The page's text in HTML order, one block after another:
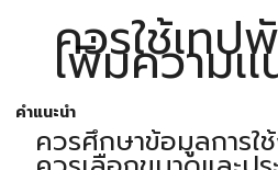
ควรใช้เทป
เพิ่มความเ
คำแนะนำ
ควรศึกษาข้อมูลการใ